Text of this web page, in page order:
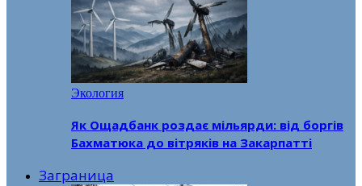
Экология
Як Ощадбанк роздає мільярди: від боргів
Бахматюка до вітряків на Закарпатті
Заграница